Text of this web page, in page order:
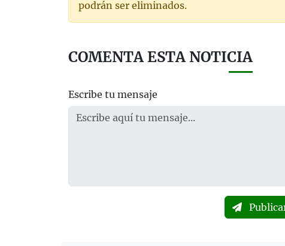
podrán ser eliminados.
COMENTA ESTA NOTICIA
Escribe tu mensaje